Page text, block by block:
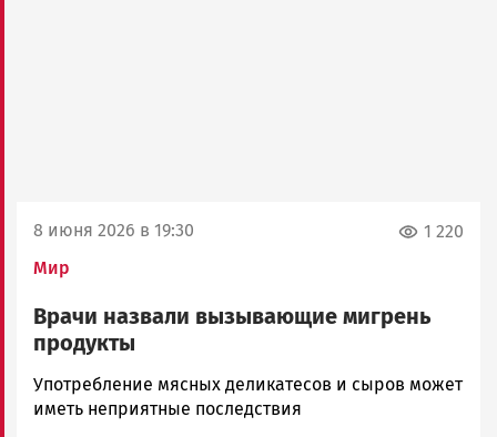
8 июня 2026 в 19:30
Мир
1 220
Врачи назвали вызывающие мигрень
продукты
Юрий
Каулио
Употребление мясных деликатесов и сыров может
иметь неприятные последствия